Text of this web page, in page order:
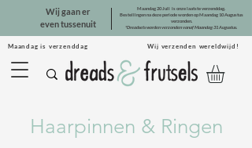
Maandag is verzenddag Wij verzenden wereldwijd!
Wij gaan er
even tussenuit
Maandag 20 Juli is onze laatste verzenddag.
Bestellingen na deze periode worden op Maandag 10 Augustus
verzonden.
*Dreadsets worden verzonden vanaf Maandag 31 Augustus.
Haarpinnen & Ringen